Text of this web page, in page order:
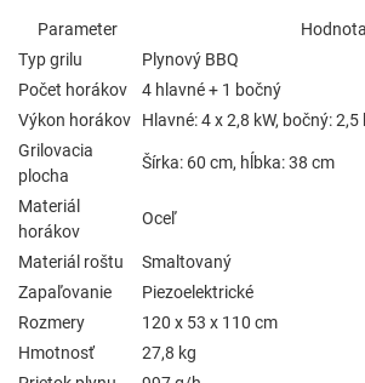
Parameter
Hodnota
Typ grilu
Plynový BBQ
Počet horákov
4 hlavné + 1 bočný
Výkon horákov
Hlavné: 4 x 2,8 kW, bočný: 2,5
Grilovacia
plocha
Šírka: 60 cm, hĺbka: 38 cm
Materiál
horákov
Oceľ
Materiál roštu
Smaltovaný
Zapaľovanie
Piezoelektrické
Rozmery
120 x 53 x 110 cm
Hmotnosť
27,8 kg